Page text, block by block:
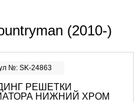
(2010-)
№: SK-24863
РЕШЕТКИ
НИЖНИЙ ХРОМ